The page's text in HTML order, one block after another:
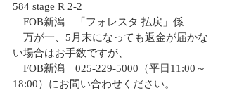
584 stage R 2-2
FOB新潟　「フォレスタ 払戻」係
万が一、5月末になっても返金が届かな
い場合はお手数ですが、
FOB新潟　025-229-5000（平日11:00～
18:00）にお問い合わせください。